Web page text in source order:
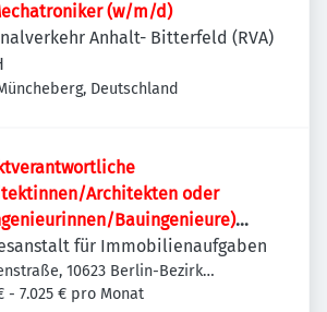
(w/m/d)
Anhalt- Bitterfeld (RVA)
Deutschland
Architekten oder
Bauingenieure)
d)
für Immobilienaufgaben
10623 Berlin-Bezirk
Wilmersdorf, Deutschland
- 7.025 € pro Monat